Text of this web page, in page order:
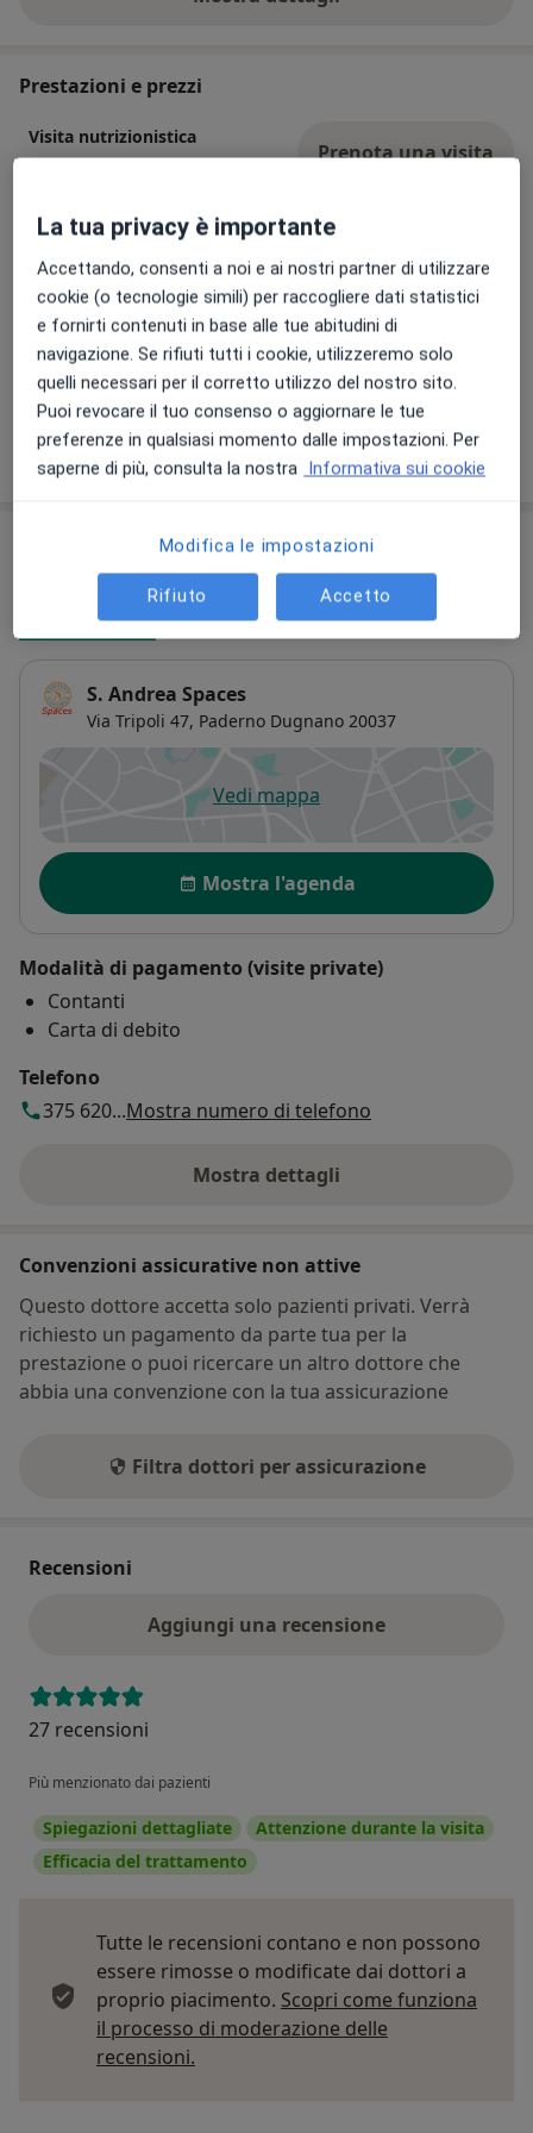
per aiutarti a trasformare il tuo stile di vita. Contattami
ottenere risultati concreti e duraturi.
sull'esperienza
Prestazioni e prezzi
Visita nutrizionistica
120 € Dettagli Prenota una visita
Controllo nutrizionale
80 € Dettagli Prenota una visita
Analisi della composizione corporea
Dettagli
Come funzionano i prezzi?
Indirizzo 2
S. Andrea Spaces
Via Tripoli 47, Paderno Dugnano 20037
Vedi mappasi apre in una nuova scheda
Disponibilità
Mostra l'agenda
Modalità di pagamento (visite private)
Contanti
Carta di debito
Telefono
375 620...Mostra numero di telefono
Mostra dettagli
sull'indirizzo
Convenzioni assicurative non attive
Questo dottore accetta solo pazienti privati. Verrà
richiesto un pagamento da parte tua per la
prestazione o puoi ricercare un altro dottore che
abbia una convenzione con la tua assicurazione
Filtra dottori per assicurazione
Recensioni
Aggiungi una recensione
27 recensioni
Più menzionato dai pazienti
Spiegazioni dettagliate
Attenzione durante la visita
Efficacia del trattamento
Tutte le recensioni contano e non possono
essere rimosse o modificate dai dottori a
proprio piacimento. Scopri come funziona
il processo di moderazione delle
recensioni.
La tua privacy è importante
Accettando, consenti a noi e ai nostri partner di utilizzare
cookie (o tecnologie simili) per raccogliere dati statistici
e fornirti contenuti in base alle tue abitudini di
navigazione. Se rifiuti tutti i cookie, utilizzeremo solo
quelli necessari per il corretto utilizzo del nostro sito.
Puoi revocare il tuo consenso o aggiornare le tue
preferenze in qualsiasi momento dalle impostazioni. Per
saperne di più, consulta la nostra Informativa sui cookie
Modifica le impostazioni
Rifiuto Accetto